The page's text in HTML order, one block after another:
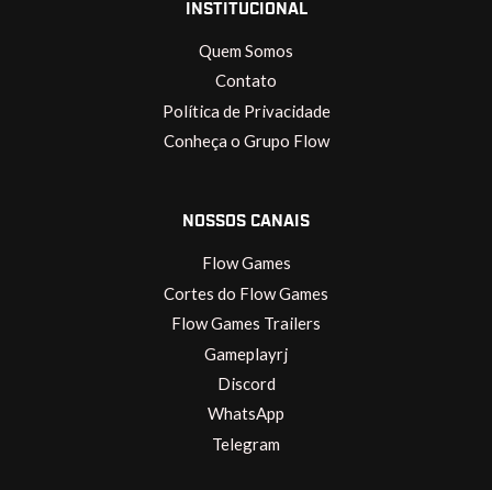
INSTITUCIONAL
Quem Somos
Contato
Política de Privacidade
Conheça o Grupo Flow
NOSSOS CANAIS
Flow Games
Cortes do Flow Games
Flow Games Trailers
Gameplayrj
Discord
WhatsApp
Telegram